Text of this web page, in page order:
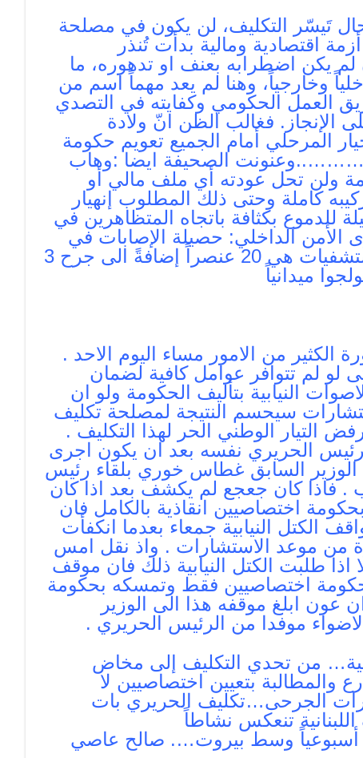
تَيسّر التكليف، لن يكون في مصلحة
اقتصادية ومالية بدأت تُنذر
يكن اضطرابه بعنف او تدهوره، ما
وخارجياً، وهنا لم يعد مهماً اسم من
العمل الحكومي وكفايته في التصدي
الإنجاز. فغالب الظن انّ ولادة
المرحلي أمام الجميع تعويم حكومة
الصحيفة ايضا :وهاب
ولن تحل عودته أي ملف مالي أو
كاملة وحتى ذلك المطلوب إنهيار
للدموع بكثافة باتجاه المتظاهرين في
الداخلي: حصيلة الإصابات في
“قوى الأمن”والذين استوجب نقلهم الى المستشفيات هي 20 عنصراً إضافةً الى جرح 3
ميدانياً
الكثير من الامور مساء اليوم الاحد .
لو لم تتوافر عوامل كافية لضمان
النيابية بتأليف الحكومة ولو ان
سيحسم النتيجة لمصلحة تكليف
التيار الوطني الحر لهذا التكليف .
الحريري نفسه بعد ان يكون اجرى
السابق غطاس خوري بلقاء رئيس
. فاذا كان جعجع لم يكشف بعد اذا كان
اختصاصيين انقاذية بالكامل فان
الكتل النيابية جمعاء بعدما انكفأت
من موعد الاستشارات . واذ نقل امس
طلبت الكتل النيابية ذلك فان موقف
اختصاصيين فقط وتمسكه بحكومة
ابلغ موقفه هذا الى الوزير
موفدا من الرئيس الحريري .
من تحدي التكليف إلى مخاض
والمطالبة بتعيين اختصاصيين لا
الجرحى…تكليف الحريري بات
تنعكس نشاطاً
عن بيع أكثر من 10 شقق أسبوعياً وسط بيروت…. صالح عاصي